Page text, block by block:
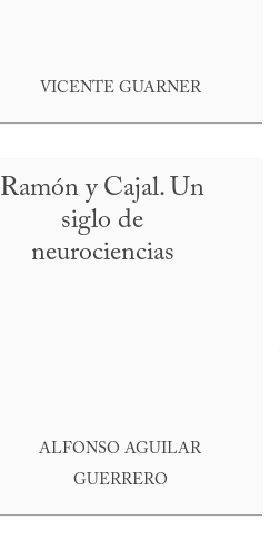
VICENTE GUARNER
Ramón y Cajal. Un
siglo de
neurociencias
ALFONSO AGUILAR
GUERRERO